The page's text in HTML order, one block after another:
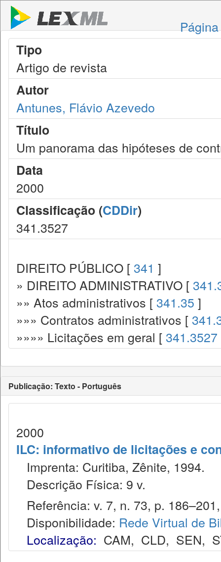
Tipo
Artigo de revista
Autor
Antunes, Flávio Azevedo
Título
Um panorama das hipóteses de
Data
2000
Classificação (CDDir)
341.3527
DIREITO PÚBLICO [ 341 ]
» DIREITO ADMINISTRATIVO [
»» Atos administrativos [ 341.35 ]
»»» Contratos administrativos [
»»»» Licitações em geral [ 341.3527
Publicação: Texto - Português
2000
ILC: informativo de licitações e
Imprenta: Curitiba, Zênite, 1994.
Descrição Física: 9 v.
Referência: v. 7, n. 73, p.
Disponibilidade: Rede Virtual de
Localização: CAM, CLD, SEN,